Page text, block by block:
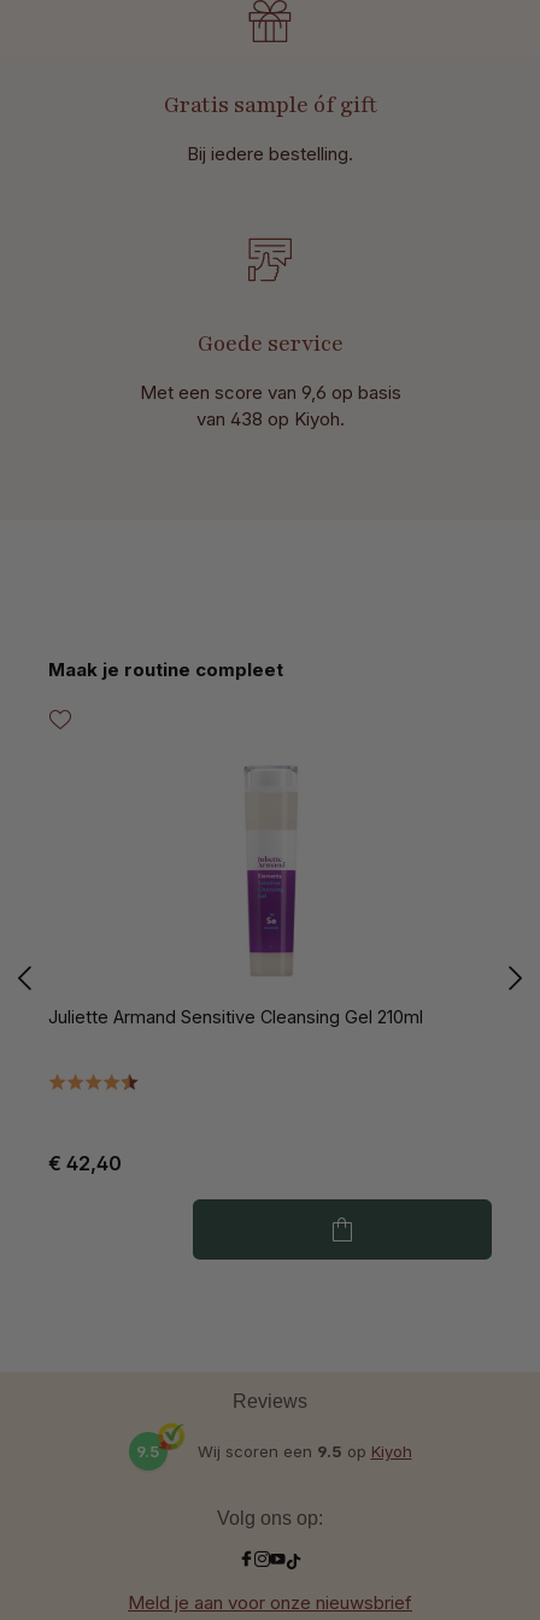
Gratis sample óf gift
Bij iedere bestelling.
Goede service
Met een score van 9,6 op basis
van 438 op Kiyoh.
Productgalerij overslaan
Maak je routine compleet
Juliette Armand Sensitive Cleansing Gel 210ml
€ 42,40
Reviews
9.5 Wij scoren een 9.5 op Kiyoh
Volg ons op:
Meld je aan voor onze nieuwsbrief